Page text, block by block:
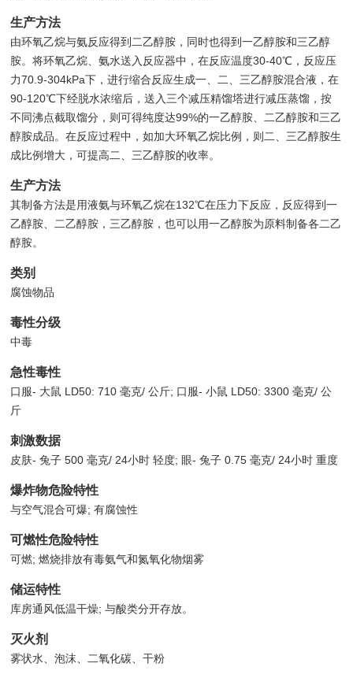
生产方法
由环氧乙烷与氨反应得到二乙醇胺，同时也得到一乙醇胺和三乙醇
胺。将环氧乙烷、氨水送入反应器中，在反应温度30-40℃，反应压
力70.9-304kPa下，进行缩合反应生成一、二、三乙醇胺混合液，在
90-120℃下经脱水浓缩后，送入三个减压精馏塔进行减压蒸馏，按
不同沸点截取馏分，则可得纯度达99%的一乙醇胺、二乙醇胺和三乙
醇胺成品。在反应过程中，如加大环氧乙烷比例，则二、三乙醇胺生
成比例增大，可提高二、三乙醇胺的收率。
生产方法
其制备方法是用液氨与环氧乙烷在132℃在压力下反应，反应得到一
乙醇胺、二乙醇胺，三乙醇胺，也可以用一乙醇胺为原料制备各二乙
醇胺。
类别
腐蚀物品
毒性分级
中毒
急性毒性
口服- 大鼠 LD50: 710 毫克/ 公斤; 口服- 小鼠 LD50: 3300 毫克/ 公
斤
刺激数据
皮肤- 兔子 500 毫克/ 24小时 轻度; 眼- 兔子 0.75 毫克/ 24小时 重度
爆炸物危险特性
与空气混合可爆; 有腐蚀性
可燃性危险特性
可燃; 燃烧排放有毒氨气和氮氧化物烟雾
储运特性
库房通风低温干燥; 与酸类分开存放。
灭火剂
雾状水、泡沫、二氧化碳、干粉